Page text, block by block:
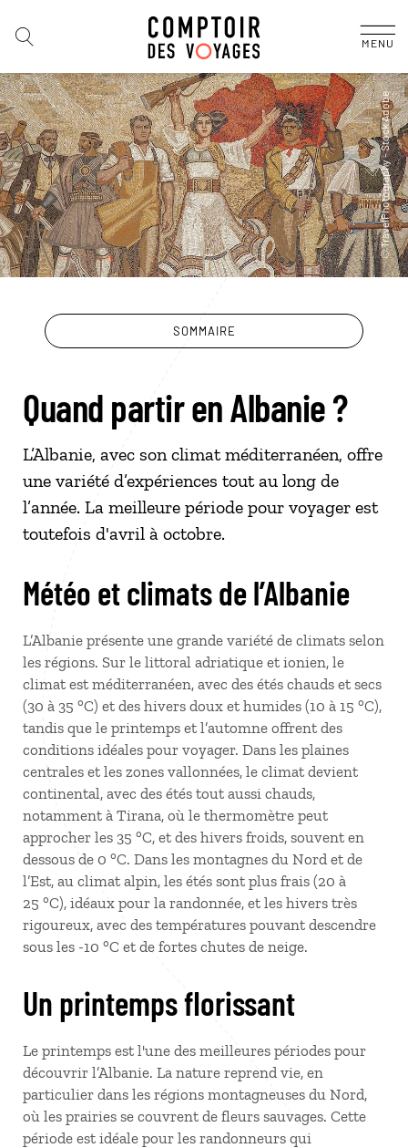
MENU
SOMMAIRE
Quand partir en Albanie ?
L’Albanie, avec son climat méditerranéen, offre
une variété d’expériences tout au long de
l’année. La meilleure période pour voyager est
toutefois d'avril à octobre.
Météo et climats de l’Albanie
L’Albanie présente une grande variété de climats selon
les régions. Sur le littoral adriatique et ionien, le
climat est méditerranéen, avec des étés chauds et secs
(30 à 35 °C) et des hivers doux et humides (10 à 15 °C),
tandis que le printemps et l’automne offrent des
conditions idéales pour voyager. Dans les plaines
centrales et les zones vallonnées, le climat devient
continental, avec des étés tout aussi chauds,
notamment à Tirana, où le thermomètre peut
approcher les 35 °C, et des hivers froids, souvent en
dessous de 0 °C. Dans les montagnes du Nord et de
l’Est, au climat alpin, les étés sont plus frais (20 à
25 °C), idéaux pour la randonnée, et les hivers très
rigoureux, avec des températures pouvant descendre
sous les -10 °C et de fortes chutes de neige.
Un printemps florissant
Le printemps est l'une des meilleures périodes pour
découvrir l’Albanie. La nature reprend vie, en
particulier dans les régions montagneuses du Nord,
où les prairies se couvrent de fleurs sauvages. Cette
période est idéale pour les randonneurs qui